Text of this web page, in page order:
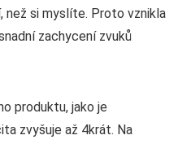
než si myslíte. Proto vznikla
zachycení zvuků
produktu, jako je
zvyšuje až 4krát. Na